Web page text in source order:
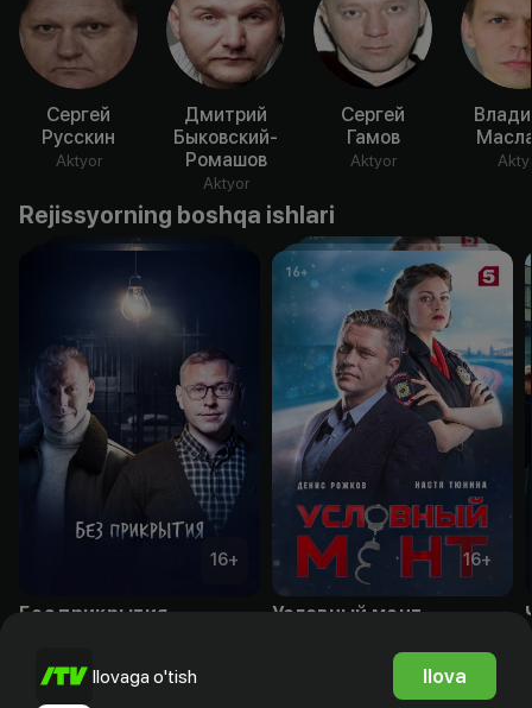
Сергей
Русскин
Aktyor
Дмитрий
Быковский-
Ромашов
Aktyor
Сергей
Гамов
Aktyor
Rejissyorning boshqa ishlari
16+
Без прикрытия
16+
Условный мент
Ilovaga o'tish Ilova